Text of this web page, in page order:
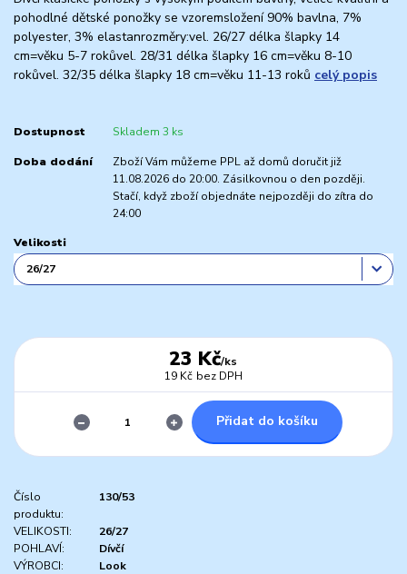
pohodlné dětské ponožky se vzoremsložení 90% bavlna, 7%
polyester, 3% elastanrozměry:vel. 26/27 délka šlapky 14
cm=věku 5-7 rokůvel. 28/31 délka šlapky 16 cm=věku 8-10
rokůvel. 32/35 délka šlapky 18 cm=věku 11-13 roků celý popis
Dostupnost Skladem 3 ks
Doba dodání
Zboží Vám můžeme PPL až domů doručit již
11.08.2026 do 20:00. Zásilkovnou o den později.
Stačí, když zboží objednáte nejpozději do zítra do
24:00
Velikosti
23 Kč/ks
19 Kč bez DPH
Přidat do košíku
Číslo
produktu:
130/53
VELIKOSTI:
26/27
POHLAVÍ:
Dívčí
VÝROBCI:
Look